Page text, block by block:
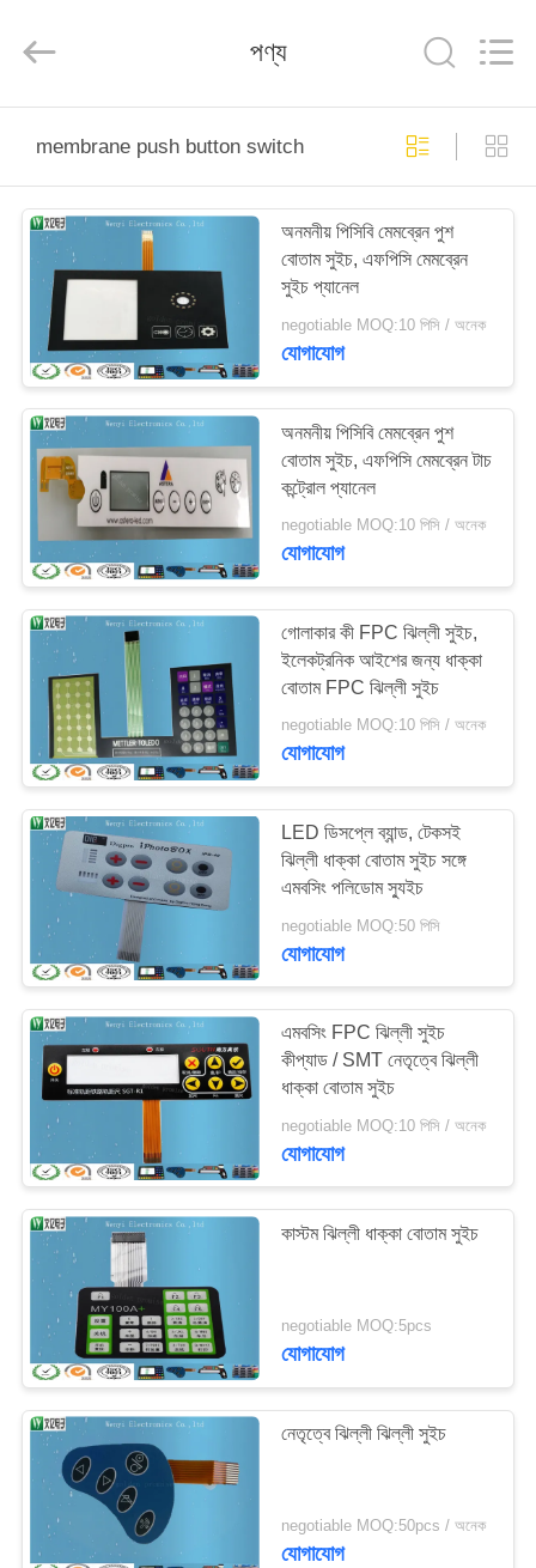
পণ্য
আমাদের
সম্পর্কে
কারখানা
ভ্রমণ
নিয়ন্ত্রণ
যোগাযোগ
করুন
উদ্ধৃতির
জন্য
আবেদন
ম্যাপ
PRIVACY
POLICY
Technology
Co.,
Reserved.
পণ্য
membrane push button switch
অনমনীয় পিসিবি মেমব্রেন পুশ
বোতাম সুইচ, এফপিসি মেমব্রেন
সুইচ প্যানেল
negotiable MOQ:10 পিসি / অনেক
যোগাযোগ
অনমনীয় পিসিবি মেমব্রেন পুশ
বোতাম সুইচ, এফপিসি মেমব্রেন টাচ
কন্ট্রোল প্যানেল
negotiable MOQ:10 পিসি / অনেক
যোগাযোগ
গোলাকার কী FPC ঝিল্লী সুইচ,
ইলেকট্রনিক আইশের জন্য ধাক্কা
বোতাম FPC ঝিল্লী সুইচ
negotiable MOQ:10 পিসি / অনেক
যোগাযোগ
LED ডিসপ্লে ব্যান্ড, টেকসই
ঝিল্লী ধাক্কা বোতাম সুইচ সঙ্গে
এমবসিং পলিডোম স্যুইচ
negotiable MOQ:50 পিসি
যোগাযোগ
এমবসিং FPC ঝিল্লী সুইচ
কীপ্যাড / SMT নেতৃত্বে ঝিল্লী
ধাক্কা বোতাম সুইচ
negotiable MOQ:10 পিসি / অনেক
যোগাযোগ
কাস্টম ঝিল্লী ধাক্কা বোতাম সুইচ
negotiable MOQ:5pcs
যোগাযোগ
নেতৃত্বে ঝিল্লী ঝিল্লী সুইচ
negotiable MOQ:50pcs / অনেক
যোগাযোগ